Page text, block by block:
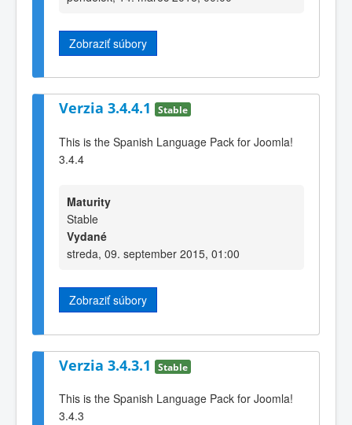
Zobraziť súbory
Verzia 3.4.4.1 Stable
This is the Spanish Language Pack for Joomla!
3.4.4
Maturity
Stable
Vydané
streda, 09. september 2015, 01:00
Zobraziť súbory
Verzia 3.4.3.1 Stable
This is the Spanish Language Pack for Joomla!
3.4.3